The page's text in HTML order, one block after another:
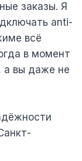
заказы. Я
anti-
всё
в момент
а вы даже не